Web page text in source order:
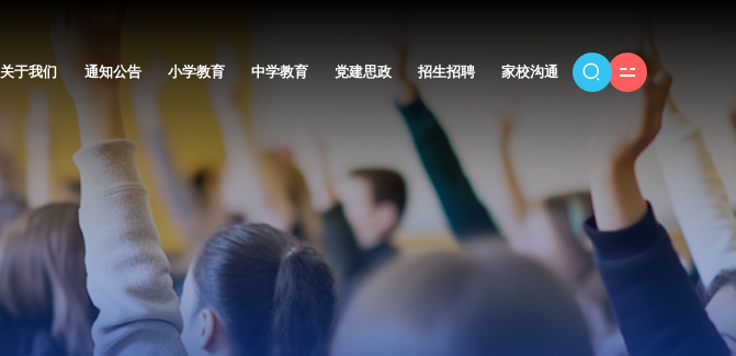
关于我们 通知公告 小学教育 中学教育 党建思政 招生招聘 家校沟通